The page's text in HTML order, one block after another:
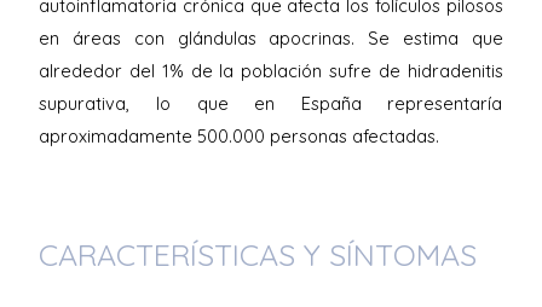
autoinflamatoria crónica que afecta los folículos pilosos
en áreas con glándulas apocrinas. Se estima que
alrededor del 1% de la población sufre de hidradenitis
supurativa, lo que en España representaría
aproximadamente 500.000 personas afectadas.
CARACTERÍSTICAS Y SÍNTOMAS